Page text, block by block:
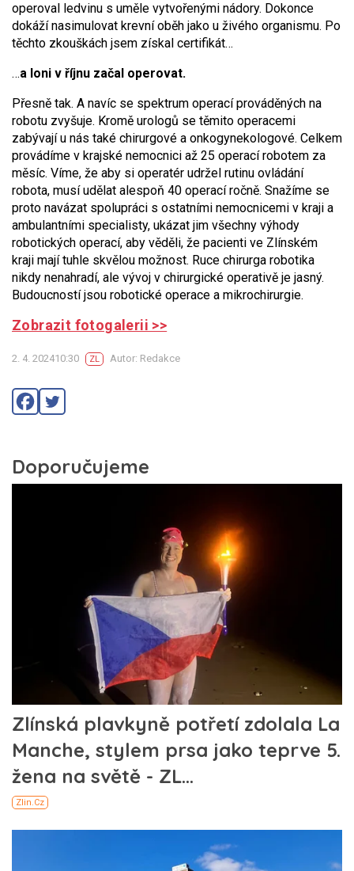
operoval ledvinu s uměle vytvořenými nádory. Dokonce
dokáží nasimulovat krevní oběh jako u živého organismu. Po
těchto zkouškách jsem získal certifikát…
…a loni v říjnu začal operovat.
Přesně tak. A navíc se spektrum operací prováděných na
robotu zvyšuje. Kromě urologů se těmito operacemi
zabývají u nás také chirurgové a onkogynekologové. Celkem
provádíme v krajské nemocnici až 25 operací robotem za
měsíc. Víme, že aby si operatér udržel rutinu ovládání
robota, musí udělat alespoň 40 operací ročně. Snažíme se
proto navázat spolupráci s ostatními nemocnicemi v kraji a
ambulantními specialisty, ukázat jim všechny výhody
robotických operací, aby věděli, že pacienti ve Zlínském
kraji mají tuhle skvělou možnost. Ruce chirurga robotika
nikdy nenahradí, ale vývoj v chirurgické operativě je jasný.
Budoucností jsou robotické operace a mikrochirurgie.
Zobrazit fotogalerii >>
2. 4. 202410:30 ZL Autor: Redakce